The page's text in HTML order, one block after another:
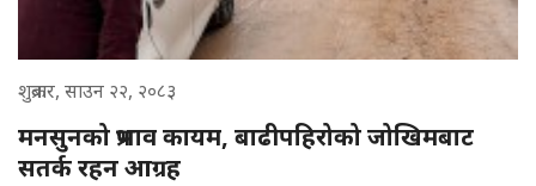
शुक्रबार, साउन २२, २०८३
मनसुनको प्रभाव कायम, बाढीपहिरोको जोखिमबाट
सतर्क रहन आग्रह